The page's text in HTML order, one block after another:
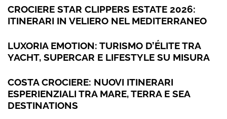
CROCIERE STAR CLIPPERS ESTATE 2026:
ITINERARI IN VELIERO NEL MEDITERRANEO
LUXORIA EMOTION: TURISMO D’ÉLITE TRA
YACHT, SUPERCAR E LIFESTYLE SU MISURA
COSTA CROCIERE: NUOVI ITINERARI
ESPERIENZIALI TRA MARE, TERRA E SEA
DESTINATIONS